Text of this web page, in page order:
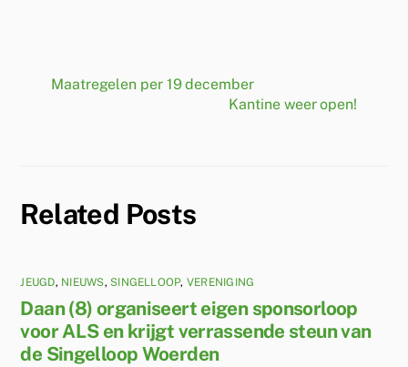
Maatregelen per 19 december
Kantine weer open!
Related Posts
JEUGD, NIEUWS, SINGELLOOP, VERENIGING
Daan (8) organiseert eigen sponsorloop
voor ALS en krijgt verrassende steun van
de Singelloop Woerden